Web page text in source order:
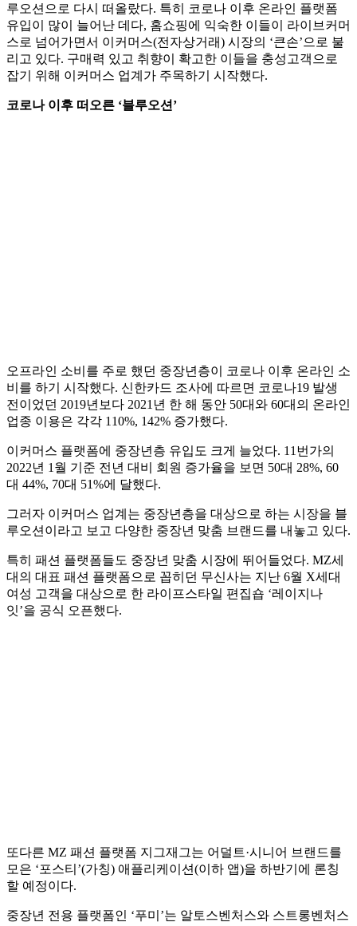
루오션으로 다시 떠올랐다. 특히 코로나 이후 온라인 플랫폼
유입이 많이 늘어난 데다, 홈쇼핑에 익숙한 이들이 라이브커머
스로 넘어가면서 이커머스(전자상거래) 시장의 ‘큰손’으로 불
리고 있다. 구매력 있고 취향이 확고한 이들을 충성고객으로
잡기 위해 이커머스 업계가 주목하기 시작했다.
코로나 이후 떠오른 ‘블루오션’
오프라인 소비를 주로 했던 중장년층이 코로나 이후 온라인 소
비를 하기 시작했다. 신한카드 조사에 따르면 코로나19 발생
전이었던 2019년보다 2021년 한 해 동안 50대와 60대의 온라인
업종 이용은 각각 110%, 142% 증가했다.
이커머스 플랫폼에 중장년층 유입도 크게 늘었다. 11번가의
2022년 1월 기준 전년 대비 회원 증가율을 보면 50대 28%, 60
대 44%, 70대 51%에 달했다.
그러자 이커머스 업계는 중장년층을 대상으로 하는 시장을 블
루오션이라고 보고 다양한 중장년 맞춤 브랜드를 내놓고 있다.
특히 패션 플랫폼들도 중장년 맞춤 시장에 뛰어들었다. MZ세
대의 대표 패션 플랫폼으로 꼽히던 무신사는 지난 6월 X세대
여성 고객을 대상으로 한 라이프스타일 편집숍 ‘레이지나
잇’을 공식 오픈했다.
또다른 MZ 패션 플랫폼 지그재그는 어덜트·시니어 브랜드를
모은 ‘포스티’(가칭) 애플리케이션(이하 앱)을 하반기에 론칭
할 예정이다.
중장년 전용 플랫폼인 ‘푸미’는 알토스벤처스와 스트롱벤처스